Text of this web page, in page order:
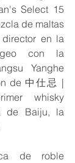
Select 15
de maltas
en la
con la
Yanghe
de 中仕忌 |
whisky
de Baiju, la
de roble